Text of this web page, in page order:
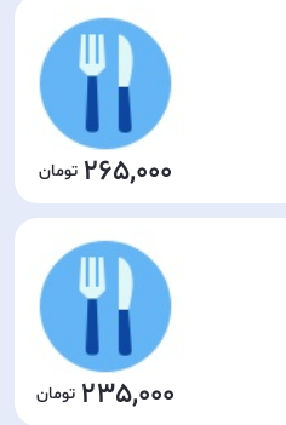
265,000
235,000